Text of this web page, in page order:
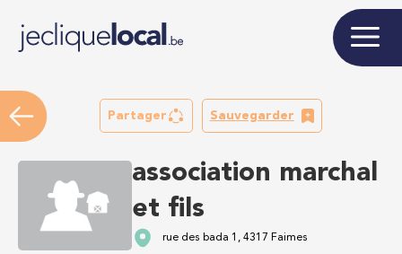
Partager Sauvegarder
association marchal
et fils
rue des bada 1, 4317 Faimes